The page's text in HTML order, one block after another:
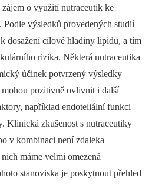
o využití nutraceutik ke
Podle výsledků provedených studií
dosažení cílové hladiny lipidů, a tím
rizika. Některá nutraceutika
účinek potvrzený výsledky
pozitivně ovlivnit i další
například endoteliální funkci
Klinická zkušenost s nutraceutiky
v kombinaci není zdaleka
máme velmi omezená
stanoviska je poskytnout přehled